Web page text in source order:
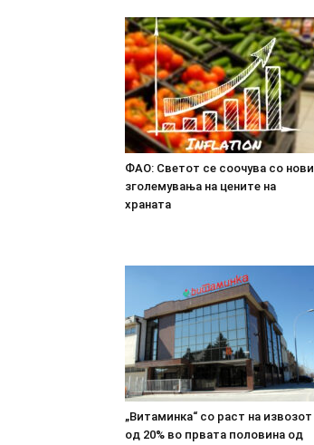
ФАО: Светот се соочува со нови
зголемувања на цените на
храната
„Витаминка“ со раст на извозот
од 20% во првата половина од